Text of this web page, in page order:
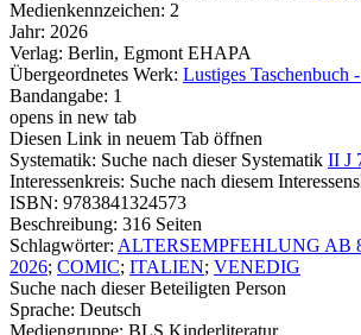
Medienkennzeichen: 2
Jahr: 2026
Verlag: Berlin, Egmont EHAPA
Übergeordnetes Werk: Lustiges Taschenbuch
Bandangabe: 1
opens in new tab
Diesen Link in neuem Tab öffnen
Systematik: Suche nach dieser Systematik II J
Interessenkreis: Suche nach diesem
ISBN: 9783841324573
Beschreibung: 316 Seiten
Schlagwörter: ALTERSEMPFEHLUNG AB
2026; COMIC; ITALIEN; VENEDIG
Suche nach dieser Beteiligten Person
Sprache: Deutsch